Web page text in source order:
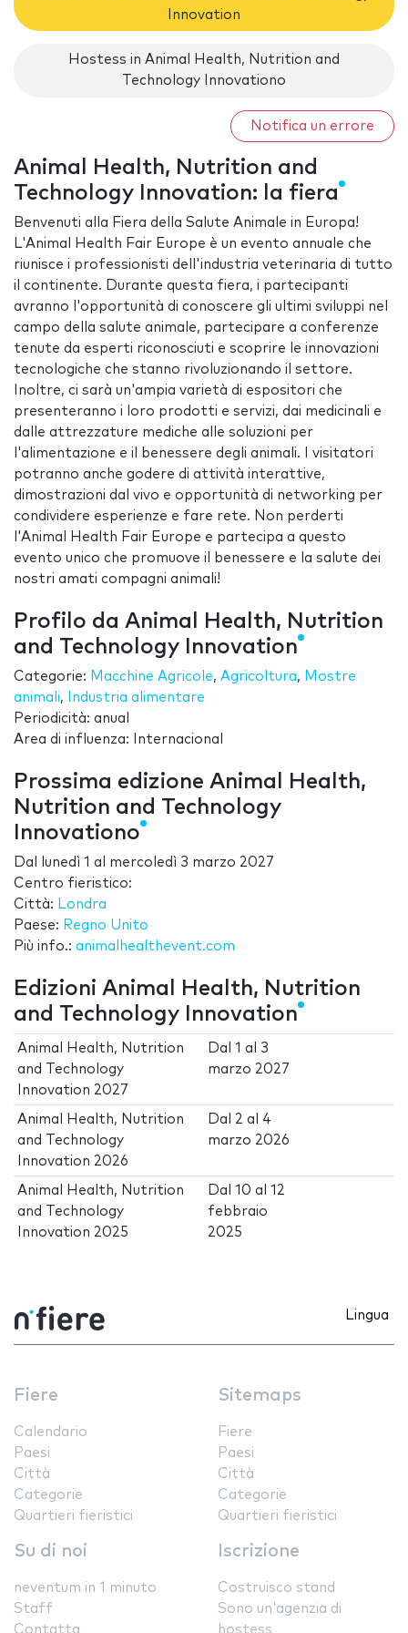
Innovation
Hostess in Animal Health, Nutrition and
Technology Innovationo
Notifica un errore
Animal Health, Nutrition and
Technology Innovation: la fiera
Benvenuti alla Fiera della Salute Animale in Europa!
L'Animal Health Fair Europe è un evento annuale che
riunisce i professionisti dell'industria veterinaria di tutto
il continente. Durante questa fiera, i partecipanti
avranno l'opportunità di conoscere gli ultimi sviluppi nel
campo della salute animale, partecipare a conferenze
tenute da esperti riconosciuti e scoprire le innovazioni
tecnologiche che stanno rivoluzionando il settore.
Inoltre, ci sarà un'ampia varietà di espositori che
presenteranno i loro prodotti e servizi, dai medicinali e
dalle attrezzature mediche alle soluzioni per
l'alimentazione e il benessere degli animali. I visitatori
potranno anche godere di attività interattive,
dimostrazioni dal vivo e opportunità di networking per
condividere esperienze e fare rete. Non perderti
l'Animal Health Fair Europe e partecipa a questo
evento unico che promuove il benessere e la salute dei
nostri amati compagni animali!
Profilo da Animal Health, Nutrition
and Technology Innovation
Categorie: Macchine Agricole, Agricoltura, Mostre
animali,
Industria alimentare
Periodicità: anual
Area di influenza: Internacional
Prossima edizione Animal Health,
Nutrition and Technology
Innovationo
Dal lunedì 1 al mercoledì 3 marzo 2027
Centro fieristico:
Città: Londra
Paese: Regno Unito
Più info.: animalhealthevent.com
Edizioni Animal Health, Nutrition
and Technology Innovation
Animal Health, Nutrition
and Technology
Innovation 2027
Dal1 al 3
marzo 2027
Animal Health, Nutrition
and Technology
Innovation 2026
Dal 2 al 4
marzo 2026
Animal Health, Nutrition
and Technology
Innovation 2025
Dal10 al12
febbraio
2025
Lingua
Fiere
Calendario
Paesi
Città
Categorie
Quartieri fieristici
Sitemaps
Fiere
Paesi
Città
Categorie
Quartieri fieristici
Su di noi
neventum in 1 minuto
Staff
Contatta
Iscrizione
Costruisco stand
Sono un'agenzia di
hostess